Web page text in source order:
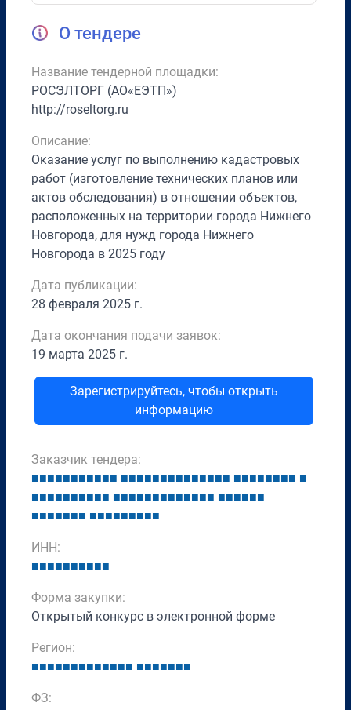
О тендере
Название тендерной площадки:
РОСЭЛТОРГ (АО«ЕЭТП»)
http://roseltorg.ru
Описание:
Оказание услуг по выполнению кадастровых
работ (изготовление технических планов или
актов обследования) в отношении объектов,
расположенных на территории города Нижнего
Новгорода, для нужд города Нижнего
Новгорода в 2025 году
Дата публикации:
28 февраля 2025 г.
Дата окончания подачи заявок:
19 марта 2025 г.
Зарегистрируйтесь, чтобы открыть
информацию
Заказчик тендера:
■■■■■■■■■■■ ■■■■■■■■■■■■■■ ■■■■■■■■ ■
■■■■■■■■■■ ■■■■■■■■■■■■■ ■■■■■■
■■■■■■■ ■■■■■■■■■
ИНН:
■■■■■■■■■■
Форма закупки:
Открытый конкурс в электронной форме
Регион:
■■■■■■■■■■■■■ ■■■■■■■
ФЗ: